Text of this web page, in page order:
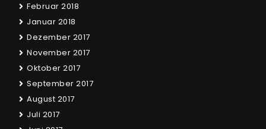
Februar 2018
Januar 2018
Dezember 2017
November 2017
Oktober 2017
September 2017
August 2017
Juli 2017